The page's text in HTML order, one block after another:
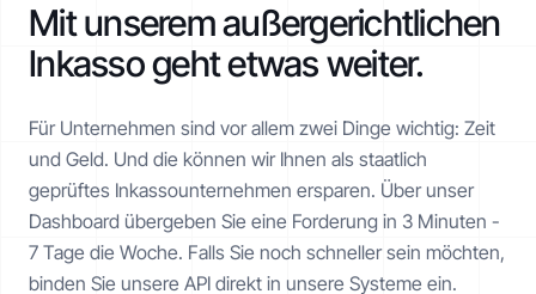
Mit unserem außergerichtlichen
Inkasso geht etwas weiter.
Für Unternehmen sind vor allem zwei Dinge wichtig: Zeit
und Geld. Und die können wir Ihnen als staatlich
geprüftes Inkasso­unternehmen ersparen. Über unser
Dashboard übergeben Sie eine Forderung in 3 Minuten -
7 Tage die Woche. Falls Sie noch schneller sein möchten,
binden Sie unsere API direkt in unsere Systeme ein.